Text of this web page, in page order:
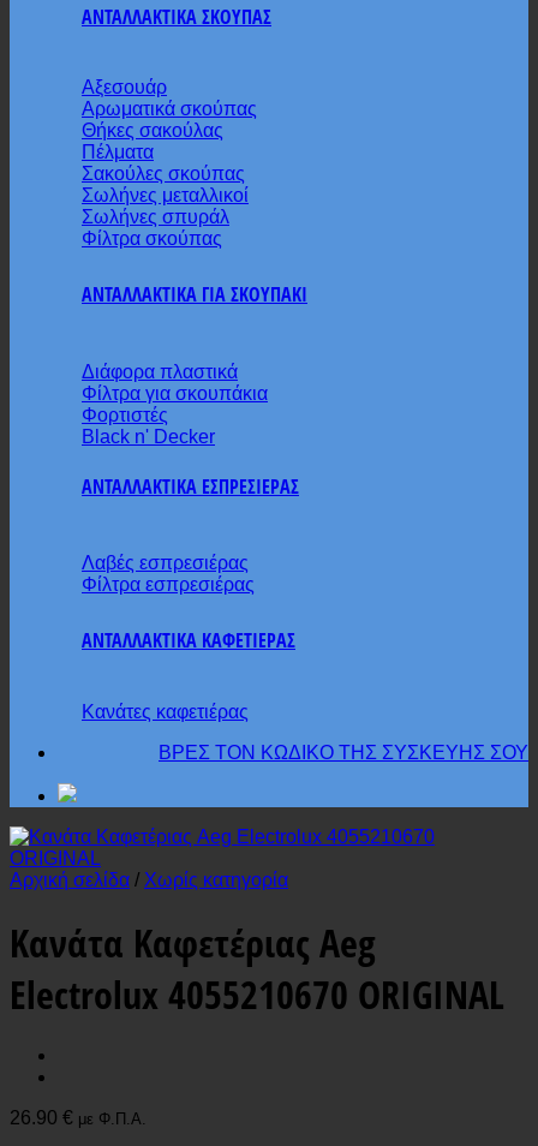
ΑΝΤΑΛΛΑΚΤΙΚΑ ΣΚΟΥΠΑΣ
Αξεσουάρ
Αρωματικά σκούπας
Θήκες σακούλας
Πέλματα
Σακούλες σκούπας
Σωλήνες μεταλλικοί
Σωλήνες σπυράλ
Φίλτρα σκούπας
ΑΝΤΑΛΛΑΚΤΙΚΑ ΓΙΑ ΣΚΟΥΠΑΚΙ
Διάφορα πλαστικά
Φίλτρα για σκουπάκια
Φορτιστές
Black n' Decker
ΑΝΤΑΛΛΑΚΤΙΚΑ ΕΣΠΡΕΣΙΕΡΑΣ
Λαβές εσπρεσιέρας
Φίλτρα εσπρεσιέρας
ΑΝΤΑΛΛΑΚΤΙΚΑ ΚΑΦΕΤΙΕΡΑΣ
Κανάτες καφετιέρας
ΒΡΕΣ ΤΟΝ ΚΩΔΙΚΟ ΤΗΣ ΣΥΣΚΕΥΗΣ ΣΟΥ
Αρχική σελίδα / Χωρίς κατηγορία
Κανάτα Καφετέριας Aeg
Electrolux 4055210670 ORIGINAL
26.90 € με Φ.Π.Α.